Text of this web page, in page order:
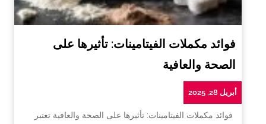
فوائد مكملات الفيتامينات: تأثيرها على
الصحة والعافية
أبريل 28, 2025
فوائد مكملات الفيتامينات: تأثيرها على الصحة والعافية تعتبر